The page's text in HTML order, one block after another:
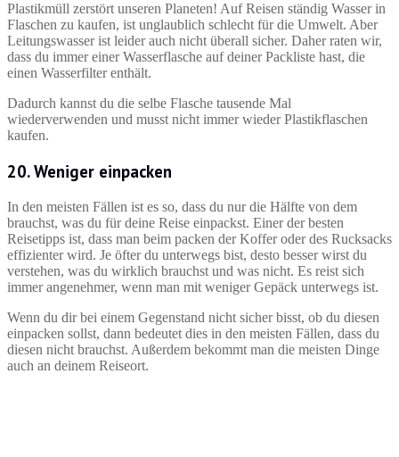
Plastikmüll zerstört unseren Planeten! Auf Reisen ständig Wasser in
Flaschen zu kaufen, ist unglaublich schlecht für die Umwelt. Aber
Leitungswasser ist leider auch nicht überall sicher. Daher raten wir,
dass du immer einer Wasserflasche auf deiner Packliste hast, die
einen Wasserfilter enthält.
Dadurch kannst du die selbe Flasche tausende Mal
wiederverwenden und musst nicht immer wieder Plastikflaschen
kaufen.
20. Weniger einpacken
In den meisten Fällen ist es so, dass du nur die Hälfte von dem
brauchst, was du für deine Reise einpackst. Einer der besten
Reisetipps ist, dass man beim packen der Koffer oder des Rucksacks
effizienter wird. Je öfter du unterwegs bist, desto besser wirst du
verstehen, was du wirklich brauchst und was nicht. Es reist sich
immer angenehmer, wenn man mit weniger Gepäck unterwegs ist.
Wenn du dir bei einem Gegenstand nicht sicher bisst, ob du diesen
einpacken sollst, dann bedeutet dies in den meisten Fällen, dass du
diesen nicht brauchst. Außerdem bekommt man die meisten Dinge
auch an deinem Reiseort.